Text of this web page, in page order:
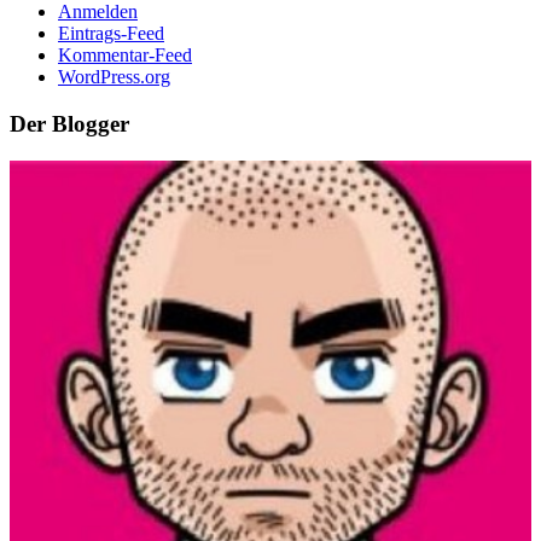
Anmelden
Eintrags-Feed
Kommentar-Feed
WordPress.org
Der Blogger